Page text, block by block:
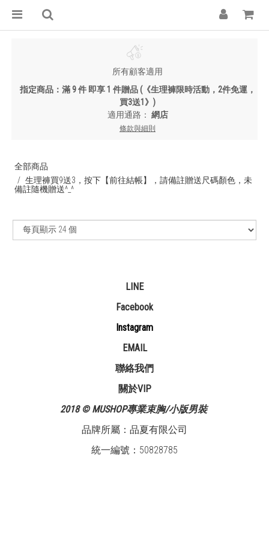
所有顧客適用
指定商品：滿 9 件 即享 1 件贈品 (《生理褲限時活動，2件免運，
買3送1》)
適用通路： 網店
條款與細則
全部商品
生理褲買9送3，按下【前往結帳】，請備註贈送尺碼顏色，未
備註隨機贈送^_^
LINE
Facebook
Instagram
EMAIL
聯絡我們
關於VIP
2018 © MUSHOP專業束胸/小版男裝
品牌所屬：品夏有限公司
統一編號：50828785